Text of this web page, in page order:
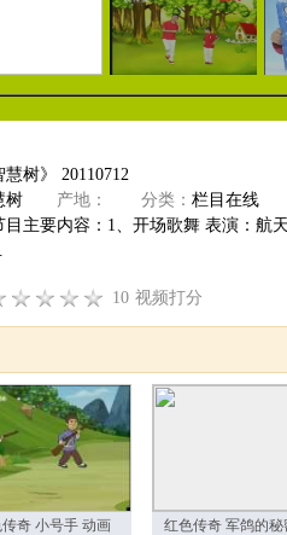
慧树》 20110712
树 产地： 分类： 栏目在线
目主要内容：1、开场歌舞 表演：航
10 视频打分
奇 小号手 动画
红色传奇 军鸽的秘